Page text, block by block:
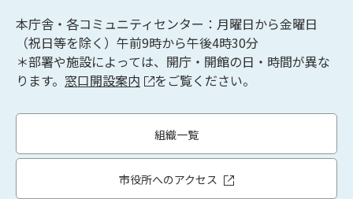
本庁舎・各コミュニティセンター：月曜日から金曜日
（祝日等を除く）午前9時から午後4時30分
＊部署や施設によっては、開庁・開館の日・時間が異な
ります。 窓口開設案内 をご覧ください。
組織一覧
市役所へのアクセス